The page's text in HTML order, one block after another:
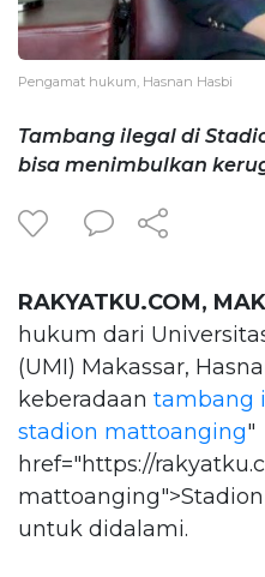
Pengamat hukum, Hasnan Hasbi
Tambang ilegal di
bisa menimbulkan
RAKYATKU.COM,
hukum dari
(UMI) Makassar,
keberadaan tambang
stadion mattoanging"
href="https://
untuk didalami.